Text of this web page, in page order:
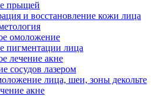
прыщей
и восстановление кожи лица
омоложение
пигментации лица
лечение акне
сосудов лазером
лица, шеи, зоны декольте
акне